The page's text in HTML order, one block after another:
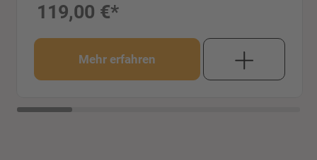
119,00 €*
Mehr erfahren